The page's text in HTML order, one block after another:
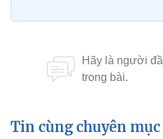
Tin cùng chuyên mục